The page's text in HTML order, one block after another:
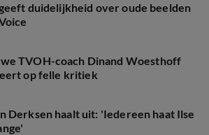
duidelijkheid over oude beelden
TVOH-coach Dinand Woesthoff
op felle kritiek
Derksen haalt uit: 'Iedereen haat Ilse